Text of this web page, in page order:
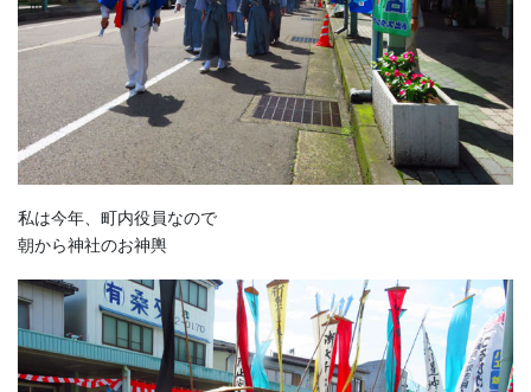
私は今年、町内役員なので
朝から神社のお神輿